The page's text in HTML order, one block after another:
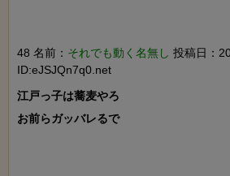
48 名前： それでも動く名無し 投稿日：
ID:eJSJQn7q0.net
江戸っ子は蕎麦やろ
お前らガッバレるで